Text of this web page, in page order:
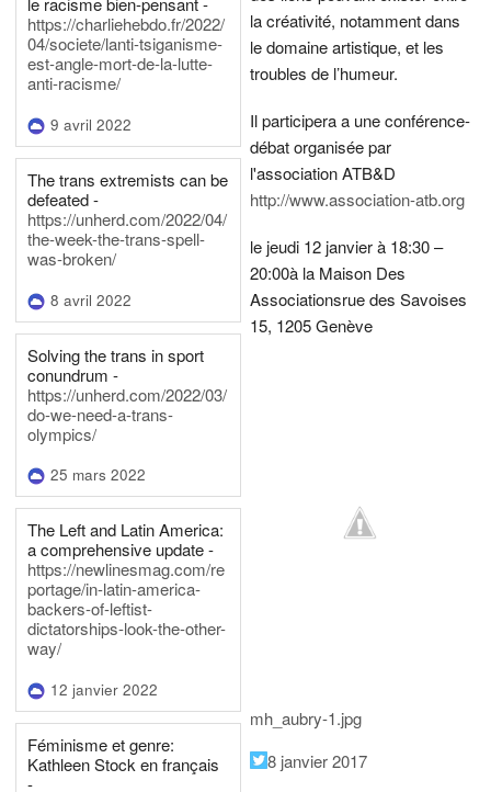
https://charliehebdo.fr/2022/
04/societe/lanti-tsiganisme-
est-angle-mort-de-la-lutte-
anti-racisme/
9 avril 2022
The trans extremists can be
defeated -
https://unherd.com/2022/04/
the-week-the-trans-spell-
was-broken/
8 avril 2022
Solving the trans in sport
conundrum -
https://unherd.com/2022/03/
do-we-need-a-trans-
olympics/
25 mars 2022
The Left and Latin America:
a comprehensive update -
https://newlinesmag.com/re
portage/in-latin-america-
backers-of-leftist-
dictatorships-look-the-other-
way/
12 janvier 2022
Féminisme et genre:
Kathleen Stock en français
-
la créativité, notamment dans
le domaine artistique, et les
troubles de l’humeur.
Il participera a une conférence-
débat organisée par
l'association ATB&D
http://www.association-atb.org
le jeudi 12 janvier à 18:30 –
20:00à la Maison Des
Associationsrue des Savoises
15, 1205 Genève
mh_aubry-1.jpg
8 janvier 2017